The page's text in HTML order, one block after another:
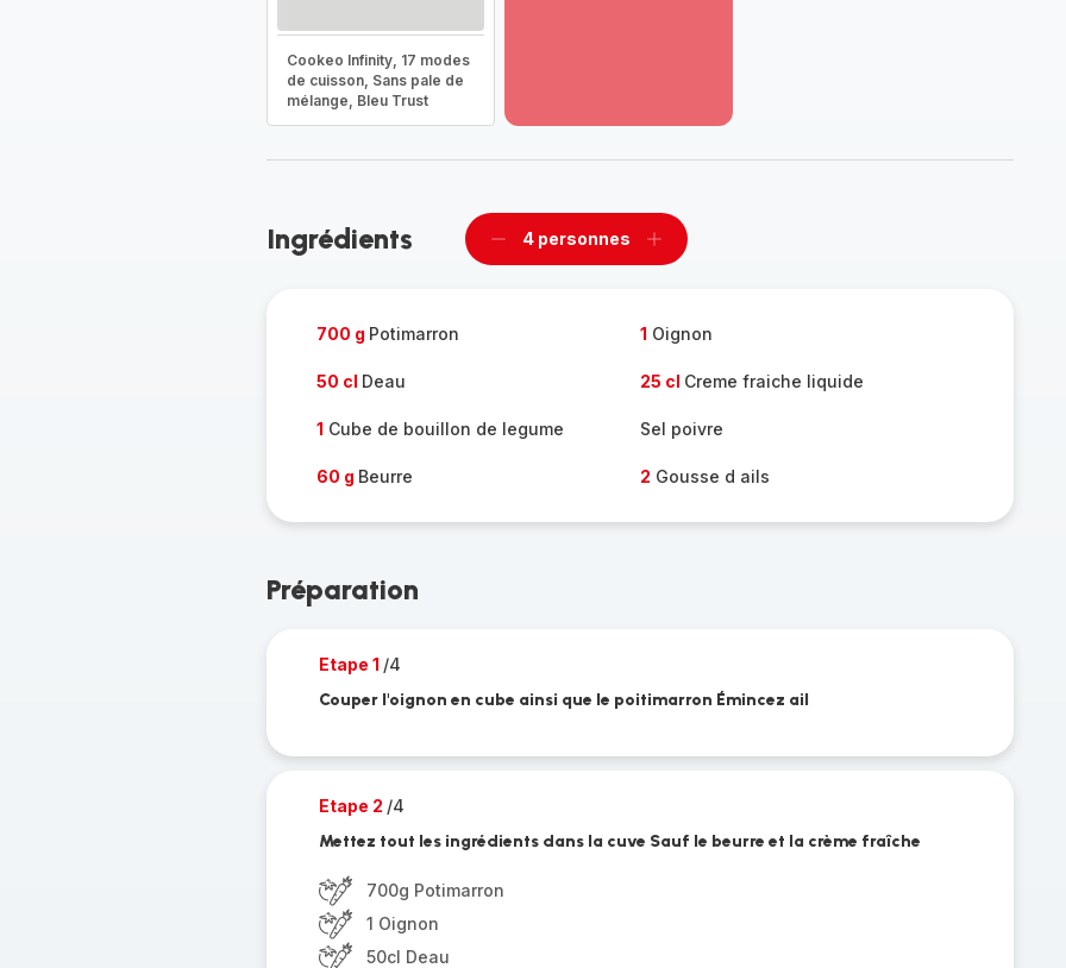
Cookeo Infinity, 17 modes
de cuisson, Sans pale de
mélange, Bleu Trust
gamme
Ingrédients
Supprimer
4 personnes
Ajouter
700 g Potimarron 1 Oignon
50 cl Deau 25 cl Creme fraiche liquide
1 Cube de bouillon de legume Sel poivre
60 g Beurre 2 Gousse d ails
Préparation
Etape 1 /4
Couper l'oignon en cube ainsi que le poitimarron Émincez ail
Etape 2 /4
Mettez tout les ingrédients dans la cuve Sauf le beurre et la crème fraîche
700g Potimarron
1 Oignon
50cl Deau